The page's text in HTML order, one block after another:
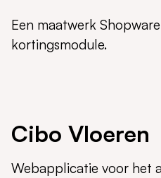
Een maatwerk
kortingsmodule.
Cibo Vloeren
Webapplicatie voor het